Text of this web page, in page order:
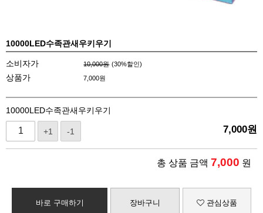
10000LED수족관새우키우기
소비자가 10,000원 (30%할인)
상품가 7,000원
10000LED수족관새우키우기
+1 -1 7,000원
총 상품 금액 7,000 원
바로 구매하기 장바구니 관심상품